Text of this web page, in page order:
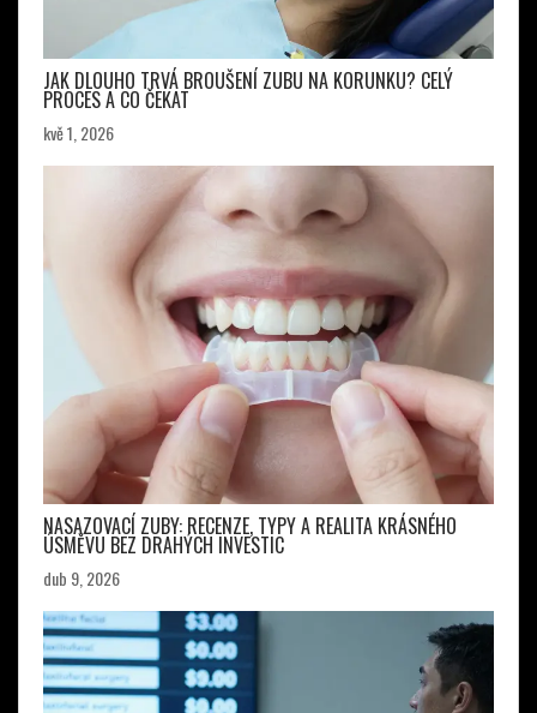
JAK DLOUHO TRVÁ BROUŠENÍ ZUBU NA KORUNKU? CELÝ
PROCES A CO ČEKAT
kvě 1, 2026
NASAZOVACÍ ZUBY: RECENZE, TYPY A REALITA KRÁSNÉHO
ÚSMĚVU BEZ DRAHÝCH INVESTIC
dub 9, 2026